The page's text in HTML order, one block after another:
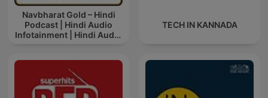
Navbharat Gold – Hindi
Podcast | Hindi Audio
Infotainment | Hindi Audio
TECH IN KANNADA